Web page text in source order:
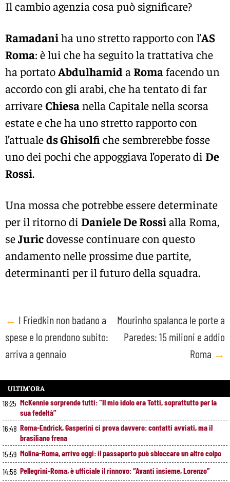
Il cambio agenzia cosa può significare?
Ramadaniha uno stretto rapporto con l’AS
Roma: è lui che ha seguito la trattativa che
ha portatoAbdulhamida Romafacendo un
accordo con gli arabi, che ha tentato di far
arrivareChiesanella Capitale nella scorsa
estate e che ha uno stretto rapporto con
l’attualeds Ghisolfiche sembrerebbe fosse
uno dei pochi che appoggiava l’operato di De
Rossi.
Una mossa che potrebbe essere determinate
per il ritorno di Daniele De Rossialla Roma,
seJuricdovesse continuare con questo
andamento nelle prossime due partite,
determinanti per il futuro della squadra.
Post
navigation
← I Friedkin non badano a
spese e lo prendono subito:
arriva a gennaio
Mourinho spalanca le porte a
Paredes: 15 milioni e addio
Roma →
ULTIM’ORA
18:25 McKennie sorprende tutti: “Il mio idolo era Totti, soprattutto per la
sua fedeltà”
16:48 Roma-Endrick, Gasperini ci prova davvero: contatti avviati, ma il
brasiliano frena
15:59 Molina-Roma, arrivo oggi: il passaporto può sbloccare un altro colpo
14:56 Pellegrini-Roma, è ufficiale il rinnovo: “Avanti insieme, Lorenzo”